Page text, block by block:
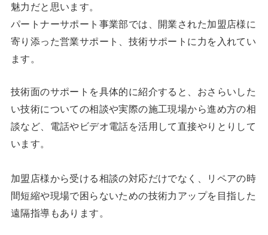
魅力だと思います。
パートナーサポート事業部では、開業された加盟店様に
寄り添った営業サポート、技術サポートに力を入れてい
ます。
技術面のサポートを具体的に紹介すると、おさらいした
い技術についての相談や実際の施工現場から進め方の相
談など、電話やビデオ電話を活用して直接やりとりして
います。
加盟店様から受ける相談の対応だけでなく、リペアの時
間短縮や現場で困らないための技術力アップを目指した
遠隔指導もあります。